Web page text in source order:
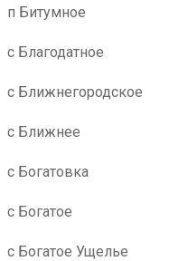
п Битумное
с Благодатное
с Ближнегородское
с Ближнее
с Богатовка
с Богатое
с Богатое Ущелье